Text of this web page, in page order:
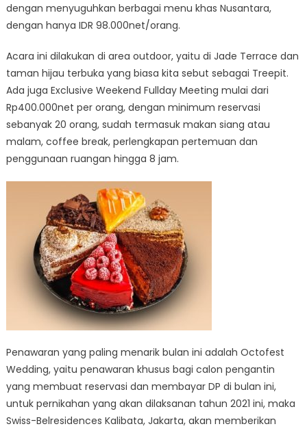
dengan menyuguhkan berbagai menu khas Nusantara,
dengan hanya IDR 98.000net/orang.
Acara ini dilakukan di area outdoor, yaitu di Jade Terrace dan
taman hijau terbuka yang biasa kita sebut sebagai Treepit.
Ada juga Exclusive Weekend Fullday Meeting mulai dari
Rp400.000net per orang, dengan minimum reservasi
sebanyak 20 orang, sudah termasuk makan siang atau
malam, coffee break, perlengkapan pertemuan dan
penggunaan ruangan hingga 8 jam.
Penawaran yang paling menarik bulan ini adalah Octofest
Wedding, yaitu penawaran khusus bagi calon pengantin
yang membuat reservasi dan membayar DP di bulan ini,
untuk pernikahan yang akan dilaksanan tahun 2021 ini, maka
Swiss-Belresidences Kalibata, Jakarta, akan memberikan